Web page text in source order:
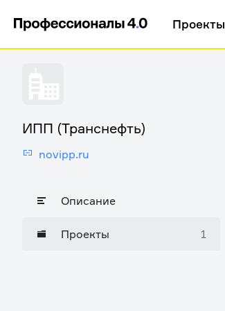
Проекты
ИПП (Транснефть)
novipp.ru
Описание
Проекты 1